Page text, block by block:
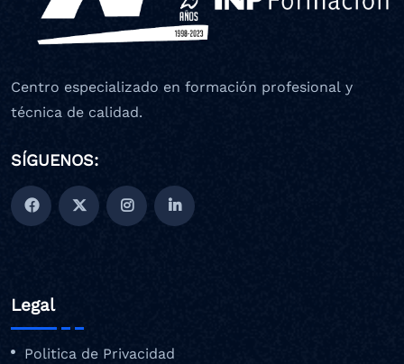
Centro especializado en formación profesional y
técnica de calidad.
SÍGUENOS:
Legal
Politica de Privacidad